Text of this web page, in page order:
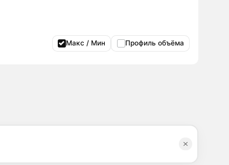
Макс / Мин Профиль объёма